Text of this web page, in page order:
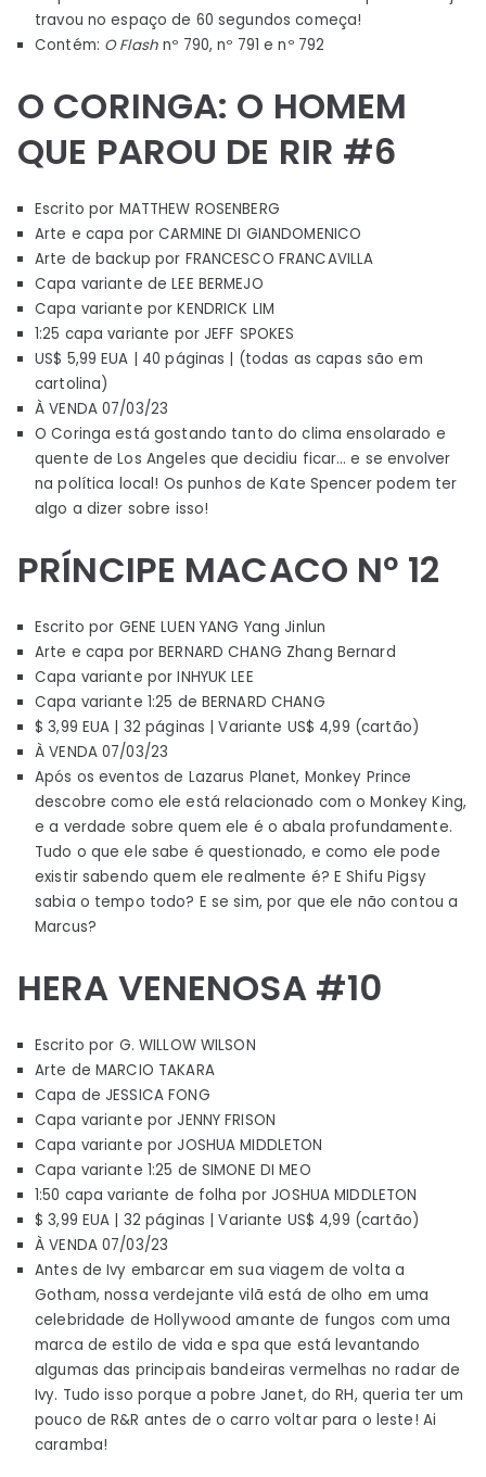
travou no espaço de 60 segundos começa!
Contém: O Flash nº 790, nº 791 e nº 792
O CORINGA: O HOMEM
QUE PAROU DE RIR #6
Escrito por MATTHEW ROSENBERG
Arte e capa por CARMINE DI GIANDOMENICO
Arte de backup por FRANCESCO FRANCAVILLA
Capa variante de LEE BERMEJO
Capa variante por KENDRICK LIM
1:25 capa variante por JEFF SPOKES
US$ 5,99 EUA | 40 páginas | (todas as capas são em
cartolina)
À VENDA 07/03/23
O Coringa está gostando tanto do clima ensolarado e
quente de Los Angeles que decidiu ficar… e se envolver
na política local! Os punhos de Kate Spencer podem ter
algo a dizer sobre isso!
PRÍNCIPE MACACO Nº 12
Escrito por GENE LUEN YANG Yang Jinlun
Arte e capa por BERNARD CHANG Zhang Bernard
Capa variante por INHYUK LEE
Capa variante 1:25 de BERNARD CHANG
$ 3,99 EUA | 32 páginas | Variante US$ 4,99 (cartão)
À VENDA 07/03/23
Após os eventos de Lazarus Planet, Monkey Prince
descobre como ele está relacionado com o Monkey King,
e a verdade sobre quem ele é o abala profundamente.
Tudo o que ele sabe é questionado, e como ele pode
existir sabendo quem ele realmente é? E Shifu Pigsy
sabia o tempo todo? E se sim, por que ele não contou a
Marcus?
HERA VENENOSA #10
Escrito por G. WILLOW WILSON
Arte de MARCIO TAKARA
Capa de JESSICA FONG
Capa variante por JENNY FRISON
Capa variante por JOSHUA MIDDLETON
Capa variante 1:25 de SIMONE DI MEO
1:50 capa variante de folha por JOSHUA MIDDLETON
$ 3,99 EUA | 32 páginas | Variante US$ 4,99 (cartão)
À VENDA 07/03/23
Antes de Ivy embarcar em sua viagem de volta a
Gotham, nossa verdejante vilã está de olho em uma
celebridade de Hollywood amante de fungos com uma
marca de estilo de vida e spa que está levantando
algumas das principais bandeiras vermelhas no radar de
Ivy. Tudo isso porque a pobre Janet, do RH, queria ter um
pouco de R&R antes de o carro voltar para o leste! Ai
caramba!